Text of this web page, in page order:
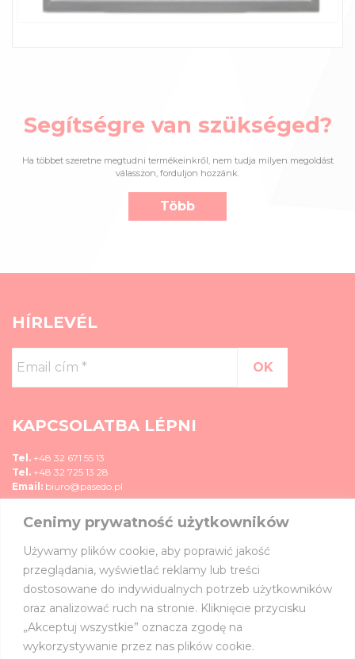
Cenimy prywatność użytkowników
Używamy plików cookie, aby poprawić jakość
przeglądania, wyświetlać reklamy lub treści
dostosowane do indywidualnych potrzeb użytkowników
oraz analizować ruch na stronie. Kliknięcie przycisku
„Akceptuj wszystkie” oznacza zgodę na
wykorzystywanie przez nas plików cookie.
Segítségre van szükséged?
Ha többet szeretne megtudni termékeinkről, nem tudja milyen megoldást
válasszon, forduljon hozzánk.
Több
HÍRLEVÉL
cím
*
KAPCSOLATBA LÉPNI
Tel. +48 32 671 55 13
Tel. +48 32 725 13 28
Email: biuro@pasedo.pl
ul. Przemysłowa 11
MÉDIA
CSATLAKOZZ HOZZÁNK: